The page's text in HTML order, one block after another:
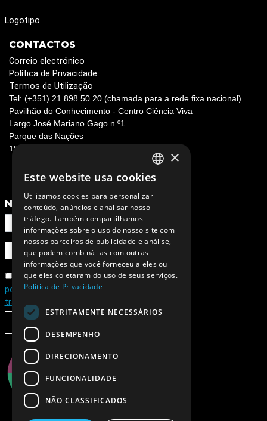
Logotipo
CONTACTOS
Correio electrónico
Política de Privacidade
Termos de Utilização
Tel: (+351) 21 898 50 20 (chamada para a rede fixa nacional)
Pavilhão do Conhecimento - Centro Ciência Viva
Largo José Mariano Gago n.º1
Parque das Nações
1990-073 Lisboa, Portugal
NEWSLETTER
Concordo com a
política de privacidade e de
tratamento de dados pessoais
SUBSCREVER
PORTUGUESE
ENGLISH
×
Este website usa cookies
Utilizamos cookies para personalizar
conteúdo, anúncios e analisar nosso
tráfego. Também compartilhamos
informações sobre o uso do nosso site com
nossos parceiros de publicidade e análise,
que podem combiná-las com outras
informações que você forneceu a eles ou
que eles coletaram do uso de seus serviços.
Política de Privacidade
ESTRITAMENTE NECESSÁRIOS
DESEMPENHO
DIRECIONAMENTO
FUNCIONALIDADE
NÃO CLASSIFICADOS